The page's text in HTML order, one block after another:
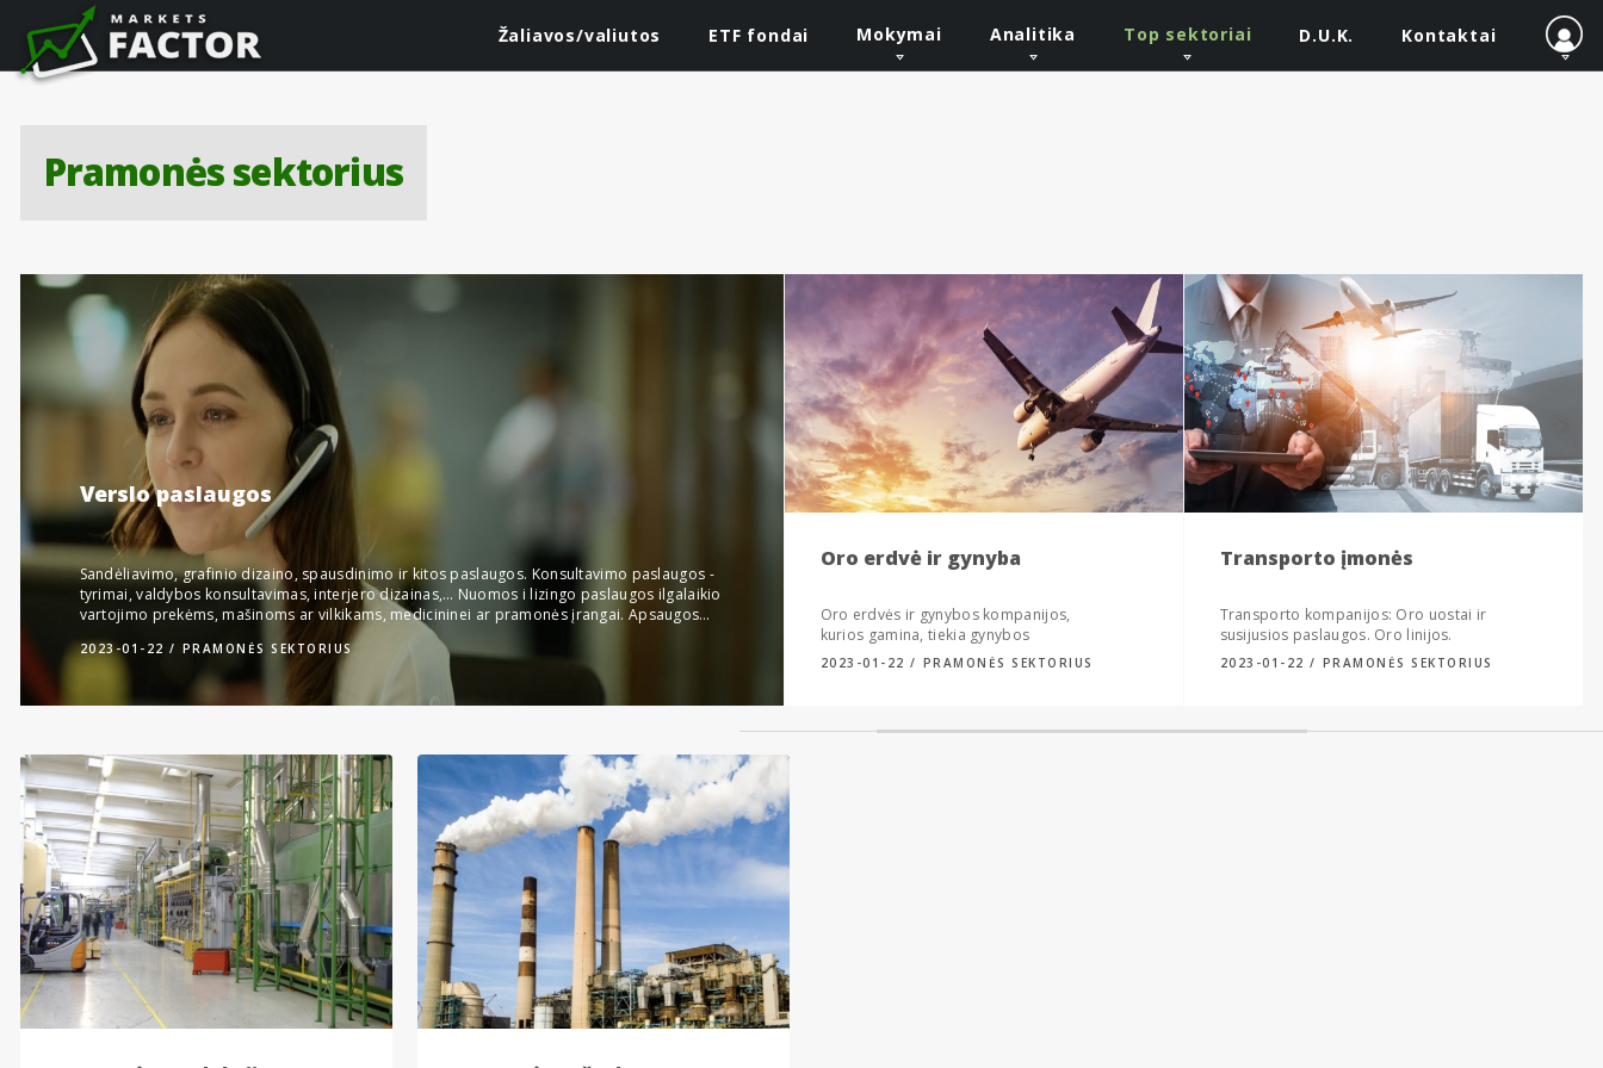
Žaliavos/valiutos ETF fondai Mokymai Analitika Top sektoriai D.U.K. Kontaktai
Pramonės sektorius
Verslo paslaugos
Sandėliavimo, grafinio dizaino, spausdinimo ir kitos paslaugos. Konsultavimo paslaugos -
tyrimai, valdybos konsultavimas, interjero dizainas,… Nuomos i lizingo paslaugos ilgalaikio
vartojimo prekėms, mašinoms ar vilkikams, medicininei ar pramonės įrangai. Apsaugos…
2023-01-22 PRAMONĖS SEKTORIUS
Oro erdvė ir gynyba
Oro erdvės ir gynybos kompanijos,
kurios gamina, tiekia gynybos
produkciją, lėktuvus, dalis, tankus,
2023-01-22 PRAMONĖS SEKTORIUS
Transporto įmonės
Transporto kompanijos: Oro uostai ir
susijusios paslaugos. Oro linijos.
Geležinkeliai. Laivyba. Vilkikai.
2023-01-22 PRAMONĖS SEKTORIUS